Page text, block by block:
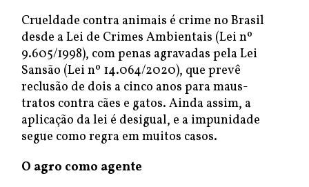
Crueldade contra animais é crime no Brasil
desde a Lei de Crimes Ambientais (Lei nº
9.605/1998), com penas agravadas pela Lei
Sansão (Lei nº 14.064/2020), que prevê
reclusão de dois a cinco anos para maus-
tratos contra cães e gatos. Ainda assim, a
aplicação da lei é desigual, e a impunidade
segue como regra em muitos casos.
O agro como agente